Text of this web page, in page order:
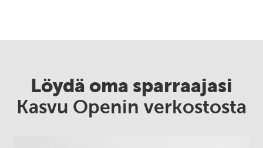
Löydä oma sparraajasi
Kasvu Openin verkostosta